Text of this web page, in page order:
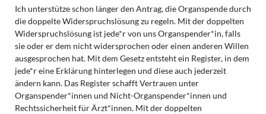
Ich unterstütze schon länger den Antrag, die Organspende durch
die doppelte Widerspruchslösung zu regeln. Mit der doppelten
Widerspruchslösung ist jede*r von uns Organspender*in, falls
sie oder er dem nicht widersprochen oder einen anderen Willen
ausgesprochen hat. Mit dem Gesetz entsteht ein Register, in dem
jede*r eine Erklärung hinterlegen und diese auch jederzeit
ändern kann. Das Register schafft Vertrauen unter
Organspender*innen und Nicht-Organspender*innen und
Rechtssicherheit für Ärzt*innen. Mit der doppelten